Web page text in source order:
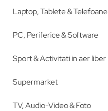
Laptop, Tablete & Telefoane
PC, Periferice & Software
Sport & Activitati in aer liber
Supermarket
TV, Audio-Video & Foto